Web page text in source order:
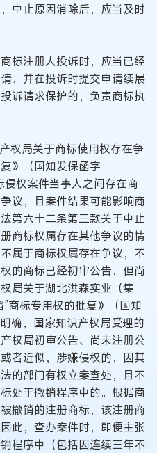
中止原因消除后，应当及时
标注册人投诉时，应当已经
，并在投诉时提交申请续展
诉请求保护的，负责商标执
权局关于商标使用权存在争
》（国知发保函字
侵权案件当事人之间存在商
议，且案件结果可能影响商
第六十二条第三款关于中止
商标权属存在其他争议的情
属于商标权属存在争议，不
的商标已经初审公告，但尚
局关于湖北洪森实业（集
商标专用权的批复》（国知
确，国家知识产权局受理的
权局初审公告、尚未注册公
者近似，涉嫌侵权的，因其
的部门有权立案查处，且不
处于撤销程序中的。根据商
撤销的注册商标，该注册商
此，查办案件时，即便主张
程序中（包括因连续三年不